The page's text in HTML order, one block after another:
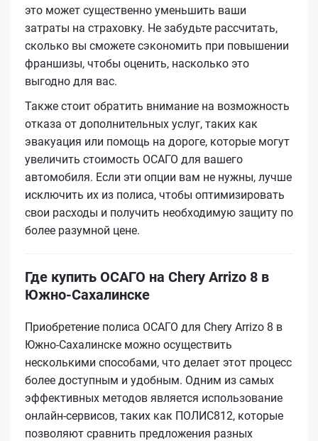
это может существенно уменьшить ваши
затраты на страховку. Не забудьте рассчитать,
сколько вы сможете сэкономить при повышении
франшизы, чтобы оценить, насколько это
выгодно для вас.
Также стоит обратить внимание на возможность
отказа от дополнительных услуг, таких как
эвакуация или помощь на дороге, которые могут
увеличить стоимость ОСАГО для вашего
автомобиля. Если эти опции вам не нужны, лучше
исключить их из полиса, чтобы оптимизировать
свои расходы и получить необходимую защиту по
более разумной цене.
Где купить ОСАГО на Chery Arrizo 8 в
Южно-Сахалинске
Приобретение полиса ОСАГО для Chery Arrizo 8 в
Южно-Сахалинске можно осуществить
несколькими способами, что делает этот процесс
более доступным и удобным. Одним из самых
эффективных методов является использование
онлайн-сервисов, таких как ПОЛИС812, которые
позволяют сравнить предложения разных